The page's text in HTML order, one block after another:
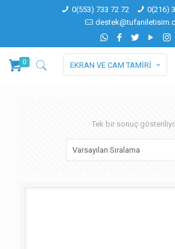
0(553) 733 72 72
0(216)
0 EKRAN VE CAM TAMİRİ
Tek bir sonuç